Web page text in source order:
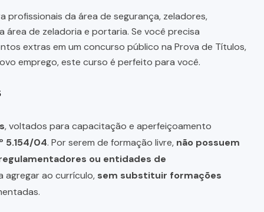
profissionais da área de segurança, zeladores,
de zeladoria e portaria. Se você precisa
extras em um concurso público na Prova de Títulos,
emprego, este curso é perfeito para você.
, voltados para capacitação e aperfeiçoamento
5.154/04. Por serem de formação livre, não possuem
ou entidades de
agregar ao currículo, sem substituir formações